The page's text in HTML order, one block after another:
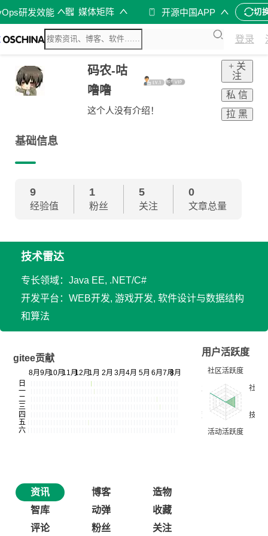
研发效能 媒体矩阵 开源中国APP 切
登录
码农-咕
噜噜
这个人没有介绍！
+ 关
注
私 信
拉 黑
基础信息
9
经验值
1
粉丝
5
关注
0
文章总量
技术雷达
专长领域：Java EE, .NET/C#
开发平台：WEB开发, 游戏开发, 软件设计与数据结构
和算法
gitee贡献
用户活跃度
资讯 博客
造物
智库
动弹
收藏
评论
粉丝 关注